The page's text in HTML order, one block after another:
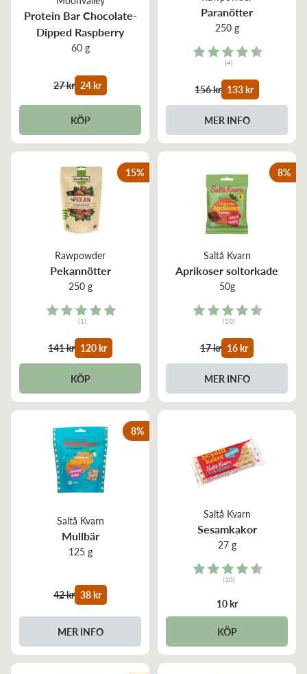
Protein Bar Chocolate-
Dipped Raspberry
60 g
27 kr 24 kr
KÖP
Paranötter
250 g
Rating:
(4)
156 kr 133 kr
MER INFO
Rawpowder
Pekannötter
250 g
Rating:
(1)
141 kr 120 kr
KÖP
15%
Saltå Kvarn
Aprikoser soltorkade
50g
Rating:
(10)
17 kr 16 kr
MER INFO
8%
Saltå Kvarn
Mullbär
125 g
42 kr 38 kr
MER INFO
8%
Saltå Kvarn
Sesamkakor
27 g
Rating:
(10)
10 kr
KÖP